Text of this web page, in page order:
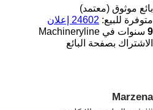
بائع موثوق (معتمد)
متوفرة للبيع: 24602 إعلان
9 سنوات في Machineryline
الاشتراك بصفحة البائع
Marzena